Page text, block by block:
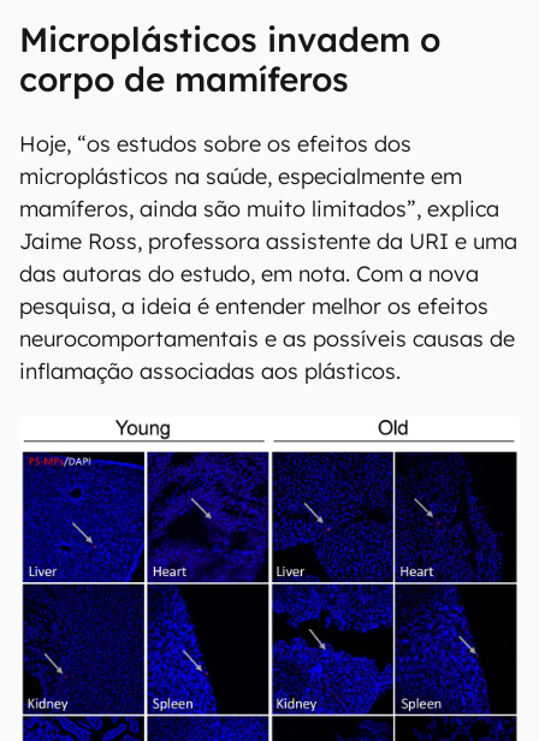
Microplásticos invadem o
corpo de mamíferos
Hoje, “os estudos sobre os efeitos dos
microplásticos na saúde, especialmente em
mamíferos, ainda são muito limitados”, explica
Jaime Ross, professora assistente da URI e uma
das autoras do estudo, em nota. Com a nova
pesquisa, a ideia é entender melhor os efeitos
neurocomportamentais e as possíveis causas de
inflamação associadas aos plásticos.